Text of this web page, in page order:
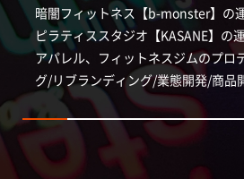
暗闇フィットネス【b-monster】の
ピラティススタジオ【KASANE】の
アパレル、フィットネスジムのプロ
グ/リブランディング/業態開発/商品